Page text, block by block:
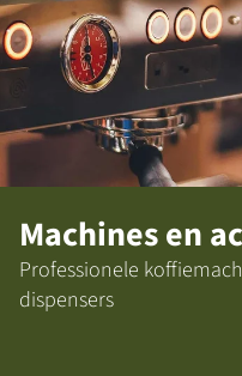
Machines en
Professionele
dispensers